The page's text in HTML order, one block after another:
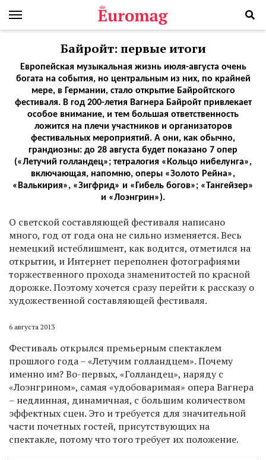
Байройт: первые итоги
Европейская музыкальная жизнь июля-августа очень
богата на события, но центральным из них, по крайней
мере, в Германии, стало открытие Байройтского
фестиваля. В год 200-летия Вагнера Байройт привлекает
особое внимание, и тем большая ответственность
ложится на плечи участников и организаторов
фестивальных мероприятий. А они, как обычно,
грандиозны: до 28 августа будет показано 7 опер
(«Летучий голландец»; тетралогия «Кольцо нибелунга»,
включающая, напомню, оперы «Золото Рейна»,
«Валькирия», «Зигфрид» и «Гибель богов»; «Тангейзер»
и «Лоэнгрин»).
О светской составляющей фестиваля написано
много, год от года она не сильно изменяется. Весь
немецкий истеблишмент, как водится, отметился на
открытии, и Интернет переполнен фотографиями
торжественного прохода знаменитостей по красной
дорожке. Поэтому хочется сразу перейти к рассказу о
художественной составляющей фестиваля.
6 августа 2013
Фестиваль открылся премьерным спектаклем
прошлого года – «Летучим голландцем». Почему
именно им? Во-первых, «Голландец», наряду с
«Лоэнгрином», самая «удобоваримая» опера Вагнера
– недлинная, динамичная, с большим количеством
эффектных сцен. Это и требуется для значительной
части почетных гостей, присутствующих на
спектакле, потому что того требует их положение.